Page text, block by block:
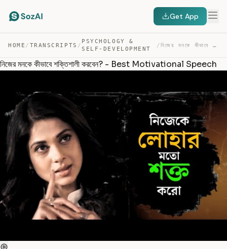
Get App
HOME / TRANSCRIPTS /
PSYCHOLOGY &
SELF-DEVELOPMENT
/ নিজের মনকে কীভাবে শক্তিশালী করবেন? – BEST MOTIVATIONAL … — TRANSCRIPT
নিজের মনকে কীভাবে শক্তিশালী করবেন? - Best Motivational Speech